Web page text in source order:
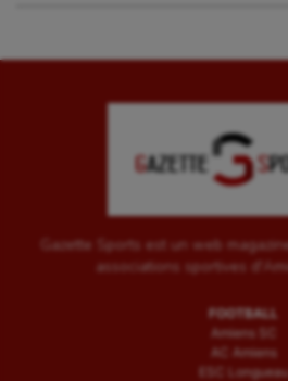
Gazette Sports est un web
associations sportives
FOOTBALL
Amiens SC
AC Amiens
ESC Longueau